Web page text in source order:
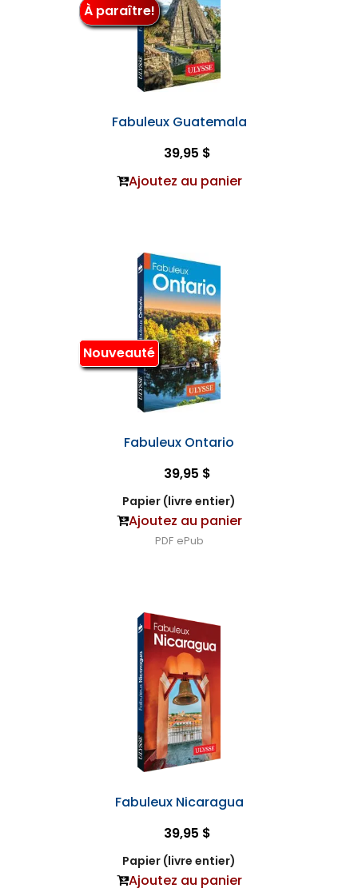
À paraître!
Fabuleux Guatemala
39,95 $
Ajoutez au panier
Nouveauté
Fabuleux Ontario
39,95 $
Papier (livre entier)
Ajoutez au panier
PDF ePub
Fabuleux Nicaragua
39,95 $
Papier (livre entier)
Ajoutez au panier